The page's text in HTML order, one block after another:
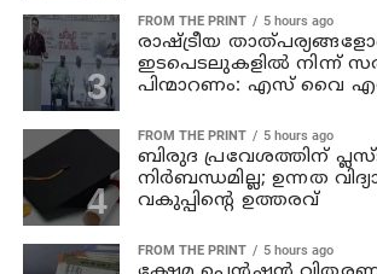
FROM THE PRINT 5 hours ago
രാഷ്ട്രീയ
ഇടപെടലുകളില്‍ നിന്ന്
പിന്മാറണം: എസ് വൈ
FROM THE PRINT 5 hours ago
ബിരുദ പ്രവേശത്തിന്
നിര്‍ബന്ധമില്ല; ഉന്നത
വകുപ്പിന്റെ ഉത്തരവ്
FROM THE PRINT 5 hours ago